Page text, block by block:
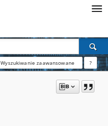
Wyszukiwanie zaawansowane ?